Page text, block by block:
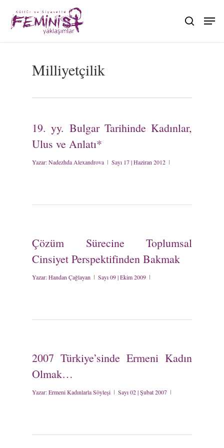
main
search
Milliyetçilik
19. yy. Bulgar Tarihinde Kadınlar,
Ulus ve Anlatı*
Yazar:Nadezhda Alexandrova Sayı 17 | Haziran 2012
Çözüm Sürecine Toplumsal
Cinsiyet Perspektifinden Bakmak
Yazar:Handan Çağlayan Sayı 09 | Ekim 2009
2007 Türkiye’sinde Ermeni Kadın
Olmak…
Yazar:Ermeni Kadınlarla Söyleşi Sayı 02 | Şubat 2007